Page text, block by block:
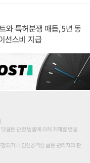
와 특허분쟁 매듭, 5년 동
선스비 지급
글은 관련 법률에 의해 제재를 받을
되거나 인신공격성 글은 관리자의 판